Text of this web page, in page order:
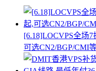
[6.18]LOCVPS全场
可选CN2/BGP/CMI